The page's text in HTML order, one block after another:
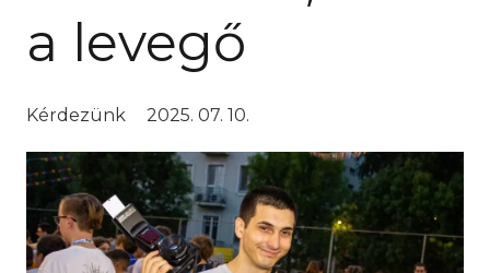
a levegő
Kérdezünk 2025. 07. 10.